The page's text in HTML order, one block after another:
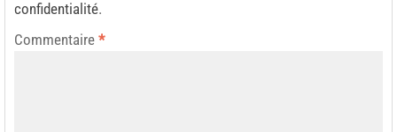
confidentialité.
Commentaire *